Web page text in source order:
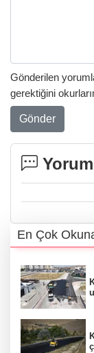
Gönderilen
gerektiğini
Gönder
En Çok